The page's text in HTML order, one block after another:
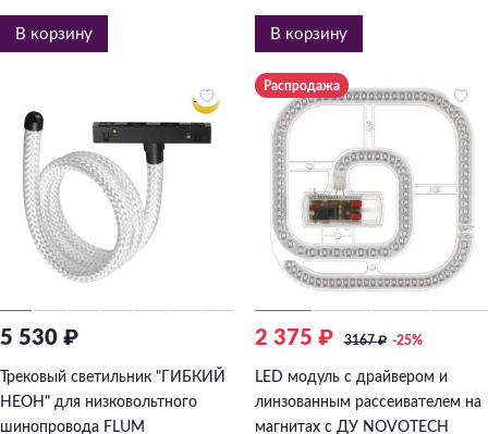
В корзину В корзину
5 530 ₽
Трековый светильник "ГИБКИЙ
НЕОН" для низковольтного
шинопровода FLUM
Распродажа
2 375 ₽ 3167₽ -25%
LED модуль с драйвером и
линзованным рассеивателем на
магнитах с ДУ NOVOTECH